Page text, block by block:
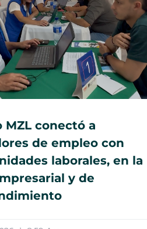
MZL conectó a
de empleo con
laborales, en la
y de